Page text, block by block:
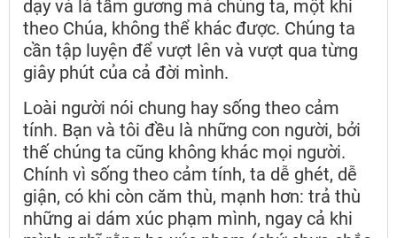
dạy và là tấm gương mà chúng ta, một khi
theo Chúa, không thể khác được. Chúng ta
cần tập luyện để vượt lên và vượt qua từng
giây phút của cả đời mình.
Loài người nói chung hay sống theo cảm
tính. Bạn và tôi đều là những con người, bởi
thế chúng ta cũng không khác mọi người.
Chính vì sống theo cảm tính, ta dễ ghét, dễ
giận, có khi còn căm thù, mạnh hơn: trả thù
những ai dám xúc phạm mình, ngay cả khi